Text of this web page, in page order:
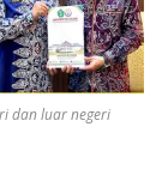
dan luar negeri